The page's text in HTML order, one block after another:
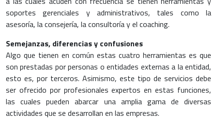
soportes gerenciales y administrativos, tales como la
asesoría, la consejería, la consultoría y el coaching.
Semejanzas, diferencias y confusiones
Algo que tienen en común estas cuatro herramientas es que
son prestadas por personas o entidades externas a la entidad,
esto es, por terceros. Asimismo, este tipo de servicios debe
ser ofrecido por profesionales expertos en estas funciones,
las cuales pueden abarcar una amplia gama de diversas
actividades que se desarrollan en las empresas.